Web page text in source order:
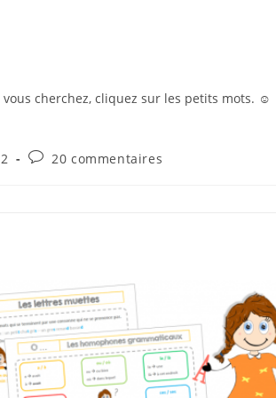
vous cherchez, cliquez sur les petits mots. ☺
Commentaires
20 commentaires